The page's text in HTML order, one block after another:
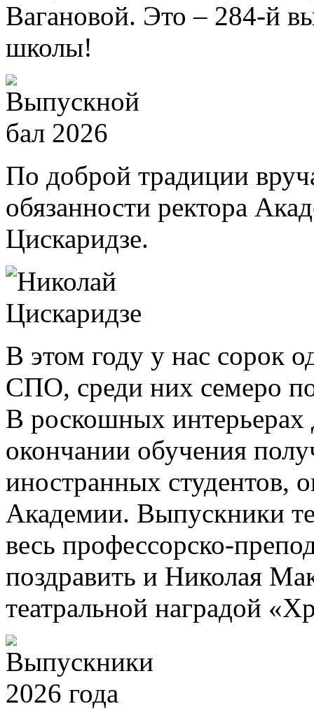
Вагановой. Это – 284-й
школы!
По доброй традиции
обязанности ректора
Цискаридзе.
В этом году у нас сорок
СПО, среди них семеро
В роскошных интерьерах
окончании обучения
иностранных студентов,
Академии. Выпускники
весь профессорско-
поздравить и Николая
театральной наградой